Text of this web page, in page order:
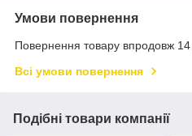
Умови повернення
Повернення товару впродовж 14
Всі умови повернення
Подібні товари компанії